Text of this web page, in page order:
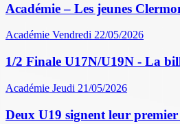
Académie – Les jeunes
Académie Vendredi 22/05/2026
1/2 Finale U17N/U19N - La
Académie Jeudi 21/05/2026
Deux U19 signent leur